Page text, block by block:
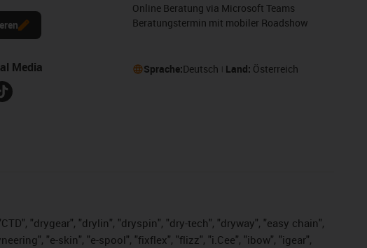
Online Beratung via Microsoft Teams
Beratungstermin mit mobiler Roadshow
Media Sprache:Deutsch Land: Österreich
"drygear", "drylin", "dryspin", "dry-tech", "dryway", "easy chain",
"e-skin", "e-spool", "fixflex", "flizz", "i.Cee", "ibow", "igear",